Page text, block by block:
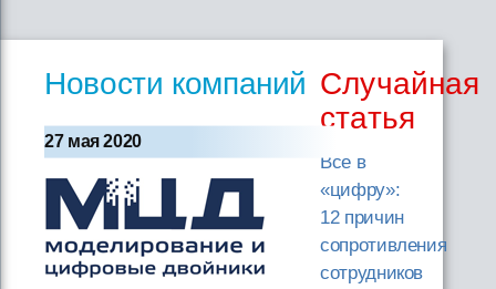
Новости компаний
27 мая 2020
Случайная
статья
Все в
«цифру»:
12 причин
сопротивления
сотрудников